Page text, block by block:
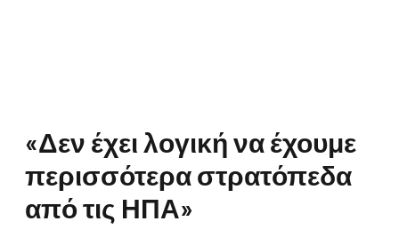
«Δεν έχει λογική να έχουμε
περισσότερα στρατόπεδα
από τις ΗΠΑ»